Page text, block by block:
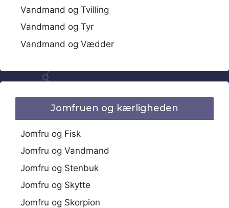
Vandmand og Tvilling
Vandmand og Tyr
Vandmand og Vædder
Jomfruen og kærligheden
Jomfru og Fisk
Jomfru og Vandmand
Jomfru og Stenbuk
Jomfru og Skytte
Jomfru og Skorpion